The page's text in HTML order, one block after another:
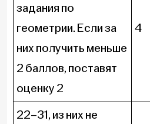
задания по
геометрии. Если за
них получить меньше
2 баллов, поставят
оценку 2
4
22–31, из них не